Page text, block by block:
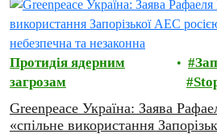
Протидія ядерним
загрозам
Greenpeace Україна: Заява
«спільне використання